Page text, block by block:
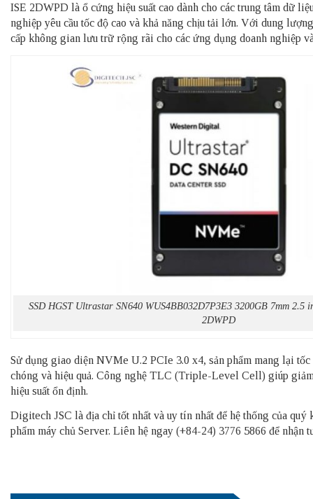
ISE 2DWPD là ổ cứng hiệu suất cao dành cho các trung tâm dữ
nghiệp yêu cầu tốc độ cao và khả năng chịu tải lớn. Với dung
cấp không gian lưu trữ rộng rãi cho các ứng dụng doanh nghiệp
SSD HGST Ultrastar SN640 WUS4BB032D7P3E3 3200GB 7mm 2.5
2DWPD
Sử dụng giao diện NVMe U.2 PCIe 3.0 x4, sản phẩm mang lại
chóng và hiệu quả. Công nghệ TLC (Triple-Level Cell) giúp
hiệu suất ổn định.
Digitech JSC là địa chỉ tốt nhất và uy tín nhất để hệ thống của quý
phẩm máy chủ Server. Liên hệ ngay (+84-24) 3776 5866 để nhận